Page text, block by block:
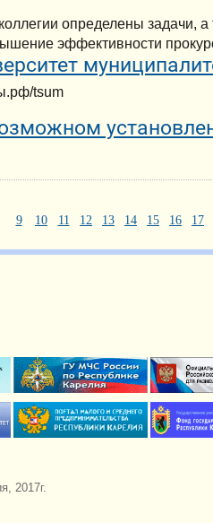
определены задачи,
эффективности
tsum
9 10 11 12 13 14 15 16 17
2017г.